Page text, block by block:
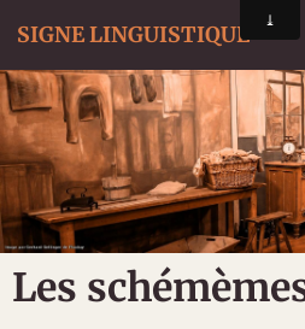
SIGNE LINGUISTIQUE
Les